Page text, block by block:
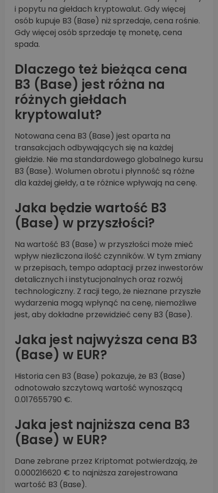
i popytu na giełdach kryptowalut. Gdy więcej
osób kupuje B3 (Base) niż sprzedaje, cena rośnie.
Gdy więcej osób sprzedaje tę monetę, cena
spada.
Dlaczego też bieżąca cena
B3 (Base) jest różna na
różnych giełdach
kryptowalut?
Notowana cena B3 (Base) jest oparta na
transakcjach odbywających się na każdej
giełdzie. Nie ma standardowego globalnego kursu
B3 (Base). Wolumen obrotu i płynność są różne
dla każdej giełdy, a te różnice wpływają na cenę.
Jaka będzie wartość B3
(Base) w przyszłości?
Na wartość B3 (Base) w przyszłości może mieć
wpływ niezliczona ilość czynników. W tym zmiany
w przepisach, tempo adaptacji przez inwestorów
detalicznych i instytucjonalnych oraz rozwój
technologiczny. Z racji tego, że nieznane przyszłe
wydarzenia mogą wpłynąć na cenę, niemożliwe
jest, aby dokładne przewidzieć ceny B3 (Base).
Jaka jest najwyższa cena B3
(Base) w EUR?
Historia cen B3 (Base) pokazuje, że B3 (Base)
odnotowało szczytową wartość wynoszącą
0.017655790 €.
Jaka jest najniższa cena B3
(Base) w EUR?
Dane zebrane przez Kriptomat potwierdzają, że
0.000216620 € to najniższa zarejestrowana
wartość B3 (Base).